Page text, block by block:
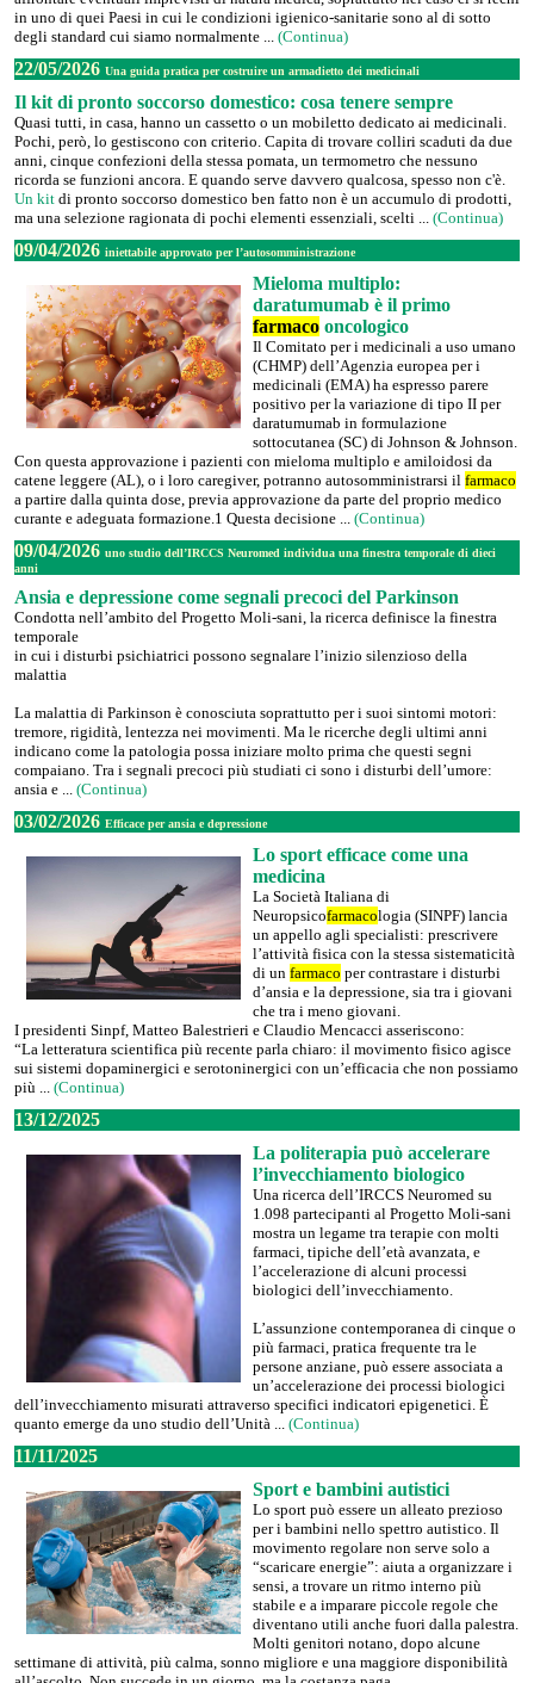
in uno di quei Paesi in cui le condizioni igienico-sanitarie sono al di sotto
degli standard cui siamo normalmente ... (Continua)
22/05/2026 Una guida pratica per costruire un armadietto dei medicinali
Il kit di pronto soccorso domestico: cosa tenere sempre
Quasi tutti, in casa, hanno un cassetto o un mobiletto dedicato ai medicinali.
Pochi, però, lo gestiscono con criterio. Capita di trovare colliri scaduti da due
anni, cinque confezioni della stessa pomata, un termometro che nessuno
ricorda se funzioni ancora. E quando serve davvero qualcosa, spesso non c'è.
Un kit di pronto soccorso domestico ben fatto non è un accumulo di prodotti,
ma una selezione ragionata di pochi elementi essenziali, scelti ... (Continua)
09/04/2026 iniettabile approvato per l’autosomministrazione
Mieloma multiplo:
daratumumab è il primo
farmaco oncologico
Il Comitato per i medicinali a uso umano
(CHMP) dell’Agenzia europea per i
medicinali (EMA) ha espresso parere
positivo per la variazione di tipo II per
daratumumab in formulazione
sottocutanea (SC) di Johnson & Johnson.
Con questa approvazione i pazienti con mieloma multiplo e amiloidosi da
catene leggere (AL), o i loro caregiver, potranno autosomministrarsi il farmaco
a partire dalla quinta dose, previa approvazione da parte del proprio medico
curante e adeguata formazione.1 Questa decisione ... (Continua)
09/04/2026 uno studio dell’IRCCS Neuromed individua una finestra temporale di dieci
anni
Ansia e depressione come segnali precoci del Parkinson
Condotta nell’ambito del Progetto Moli-sani, la ricerca definisce la finestra
temporale
in cui i disturbi psichiatrici possono segnalare l’inizio silenzioso della
malattia
La malattia di Parkinson è conosciuta soprattutto per i suoi sintomi motori:
tremore, rigidità, lentezza nei movimenti. Ma le ricerche degli ultimi anni
indicano come la patologia possa iniziare molto prima che questi segni
compaiano. Tra i segnali precoci più studiati ci sono i disturbi dell’umore:
ansia e ... (Continua)
03/02/2026 Efficace per ansia e depressione
Lo sport efficace come una
medicina
La Società Italiana di
Neuropsicofarmacologia (SINPF) lancia
un appello agli specialisti: prescrivere
l’attività fisica con la stessa sistematicità
di un farmaco per contrastare i disturbi
d’ansia e la depressione, sia tra i giovani
che tra i meno giovani.
I presidenti Sinpf, Matteo Balestrieri e Claudio Mencacci asseriscono:
“La letteratura scientifica più recente parla chiaro: il movimento fisico agisce
sui sistemi dopaminergici e serotoninergici con un’efficacia che non possiamo
più ... (Continua)
13/12/2025
La politerapia può accelerare
l’invecchiamento biologico
Una ricerca dell’IRCCS Neuromed su
1.098 partecipanti al Progetto Moli-sani
mostra un legame tra terapie con molti
farmaci, tipiche dell’età avanzata, e
l’accelerazione di alcuni processi
biologici dell’invecchiamento.
L’assunzione contemporanea di cinque o
più farmaci, pratica frequente tra le
persone anziane, può essere associata a
un’accelerazione dei processi biologici
dell’invecchiamento misurati attraverso specifici indicatori epigenetici. È
quanto emerge da uno studio dell’Unità ... (Continua)
11/11/2025
Sport e bambini autistici
Lo sport può essere un alleato prezioso
per i bambini nello spettro autistico. Il
movimento regolare non serve solo a
“scaricare energie”: aiuta a organizzare i
sensi, a trovare un ritmo interno più
stabile e a imparare piccole regole che
diventano utili anche fuori dalla palestra.
Molti genitori notano, dopo alcune
settimane di attività, più calma, sonno migliore e una maggiore disponibilità